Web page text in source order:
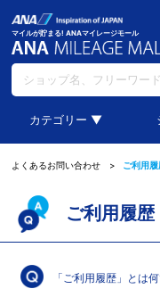
マイルが貯まる! ANAマイレージモール
カテゴリー ▼
よくあるお問い合わせ ご利用
ご利用履歴
「ご利用履歴」とは何